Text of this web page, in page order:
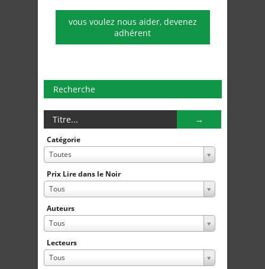
vous voulez nous aider, devenez
adhérent
Recherche
Catégorie
Toutes
Prix Lire dans le Noir
Tous
Auteurs
Tous
Lecteurs
Tous